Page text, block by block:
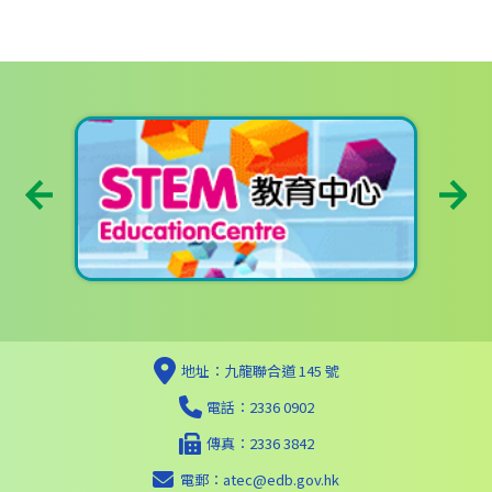
地址：九龍聯合道 145 號
電話：2336 0902
傳真：2336 3842
電郵： atec@edb.gov.hk